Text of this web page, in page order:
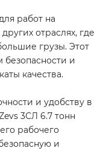
работ на
отраслях, где
грузы. Этот
безопасности и
качества.
и удобству в
3СЛ 6.7 тонн
рабочего
и